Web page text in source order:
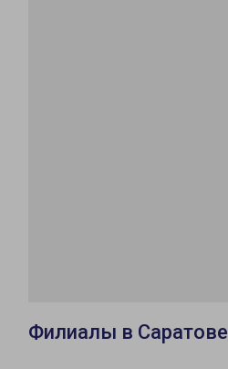
Филиалы в Саратове